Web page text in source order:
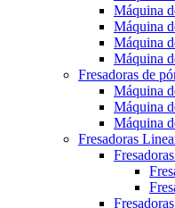
Máquina
Máquina
Máquina
Máquina
Fresadoras de
Máquina
Máquina
Máquina
Fresadoras